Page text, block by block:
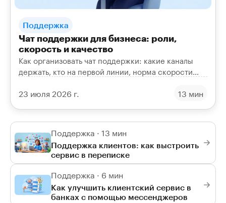
Поддержка
Чат поддержки для бизнеса: роли,
скорость и качество
Как организовать чат поддержки: какие каналы
держать, кто на первой линии, норма скорости
диалогов.
23 июля 2026 г. 13 мин
Поддержка · 13 мин
Поддержка клиентов: как выстроить
сервис в переписке
Поддержка · 6 мин
Как улучшить клиентский сервис в
банках с помощью мессенджеров